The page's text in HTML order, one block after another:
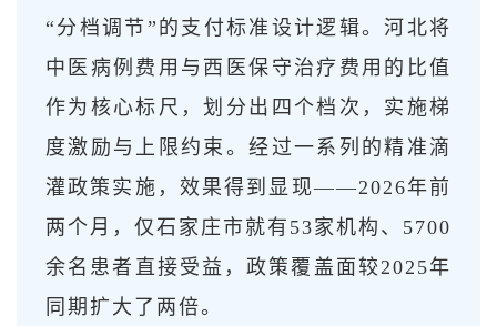
“分档调节”的支付标准设计逻辑。河北将
中医病例费用与西医保守治疗费用的比值
作为核心标尺，划分出四个档次，实施梯
度激励与上限约束。经过一系列的精准滴
灌政策实施，效果得到显现——2026年前
两个月，仅石家庄市就有53家机构、5700
余名患者直接受益，政策覆盖面较2025年
同期扩大了两倍。